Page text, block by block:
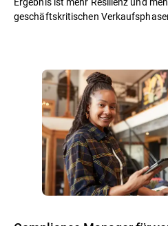
geschäftskritischen